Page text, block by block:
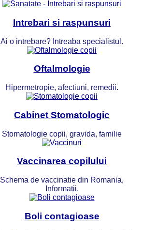
Intrebari si raspunsuri
Ai o intrebare? Intreaba specialistul.
Oftalmologie
Hipermetropie, afectiuni, remedii.
Cabinet Stomatologic
Stomatologie copii, gravida, familie
Vaccinarea copilului
Schema de vaccinatie din Romania,
Informatii.
Boli contagioase